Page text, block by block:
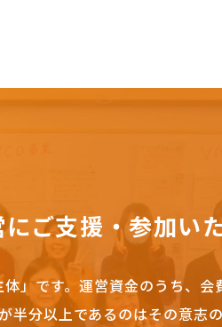
にご支援・参加い
」です。 運営資金のうち、会
半分以上であるのはその意志の